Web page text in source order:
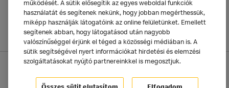
Adatkezelési tájékoztató
McDonald's Alkalmazás Sütik beállítása
működését. A sütik elősegítik az egyes weboldal funkciók
használatát és segítenek nekünk, hogy jobban megérthessük,
miképp használják látogatóink az online felületünket. Emellett
segítenek abban, hogy látogatásod után nagyobb
valószínűséggel érjünk el téged a közösségi médiában is. A
sütik segítségével nyert információkat hirdetési és elemzési
szolgáltatásokat nyújtó partnereinkkel is megosztjuk.